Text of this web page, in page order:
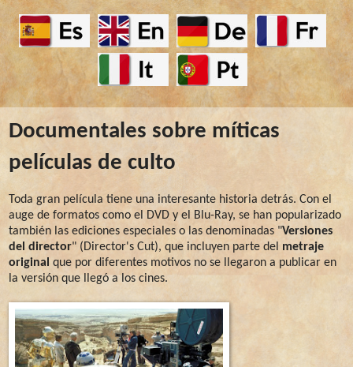
Documentales sobre míticas
películas de culto
Toda gran película tiene una interesante historia detrás. Con el
auge de formatos como el DVD y el Blu-Ray, se han popularizado
también las ediciones especiales o las denominadas "Versiones
del director" (Director's Cut), que incluyen parte del metraje
original que por diferentes motivos no se llegaron a publicar en
la versión que llegó a los cines.